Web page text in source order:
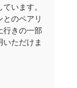
います。
のペアリ
行きの一部
ただけま